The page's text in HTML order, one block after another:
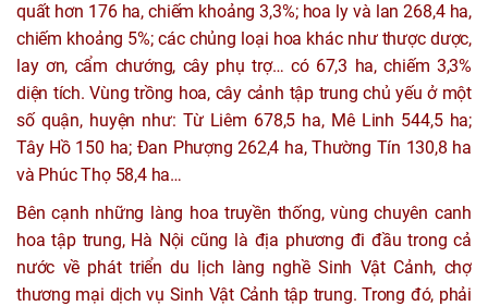
quất hơn 176 ha, chiếm khoảng 3,3%; hoa ly và lan 268,4 ha,
chiếm khoảng 5%; các chủng loại hoa khác như thược dược,
lay ơn, cẩm chướng, cây phụ trợ… có 67,3 ha, chiếm 3,3%
diện tích. Vùng trồng hoa, cây cảnh tập trung chủ yếu ở một
số quận, huyện như: Từ Liêm 678,5 ha, Mê Linh 544,5 ha;
Tây Hồ 150 ha; Đan Phượng 262,4 ha, Thường Tín 130,8 ha
và Phúc Thọ 58,4 ha…
Bên cạnh những làng hoa truyền thống, vùng chuyên canh
hoa tập trung, Hà Nội cũng là địa phương đi đầu trong cả
nước về phát triển du lịch làng nghề Sinh Vật Cảnh, chợ
thương mại dịch vụ Sinh Vật Cảnh tập trung. Trong đó, phải